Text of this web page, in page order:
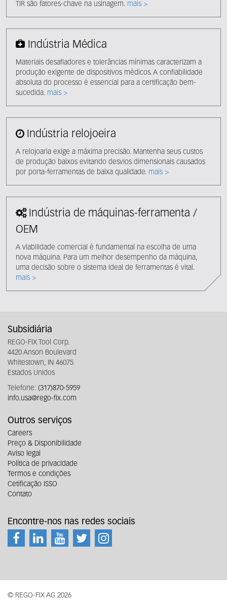
TIR são fatores-chave na usinagem. mais >
Indústria Médica
Materiais desafiadores e tolerâncias mínimas caracterizam a
produção exigente de dispositivos médicos. A confiabilidade
absoluta do processo é essencial para a certificação bem-
sucedida. mais >
Indústria relojoeira
A relojoaria exige a máxima precisão. Mantenha seus custos
de produção baixos evitando desvios dimensionais causados ​​
por porta-ferramentas de baixa qualidade. mais >
Indústria de máquinas-ferramenta /
OEM
A viabilidade comercial é fundamental na escolha de uma
nova máquina. Para um melhor desempenho da máquina,
uma decisão sobre o sistema ideal de ferramentas é vital.
mais >
Subsidiária
REGO-FIX Tool Corp.
4420 Anson Boulevard
Whitestown, IN 46075
Estados Unidos
Telefone: (317)870-5959
info.usa@rego-fix.com
Outros serviços
Careers
Preço & Disponibilidade
Aviso legal
Política de privacidade
Termos e condições
Cetificação ISSO
Contato
Encontre-nos nas redes sociais
© REGO-FIX AG 2026